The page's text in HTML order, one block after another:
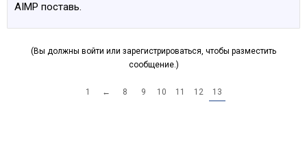
AIMP поставь.
(Вы должны войти или зарегистрироваться, чтобы разместить
сообщение.)
1 ← 8 9 10 11 12 13